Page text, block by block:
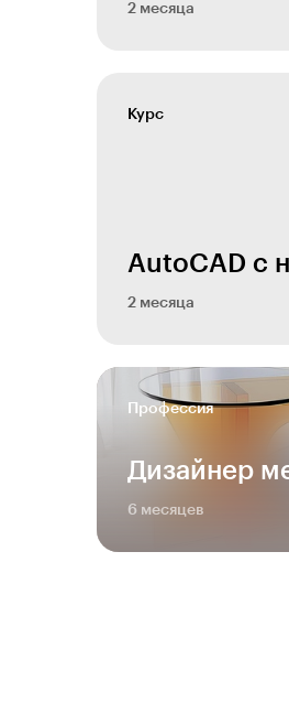
2 месяца
Курс
AutoCAD с
2 месяца
Профессия
Дизайнер
6 месяцев